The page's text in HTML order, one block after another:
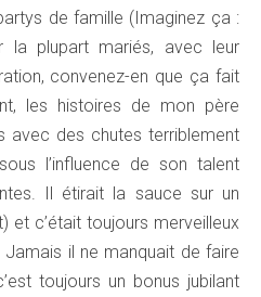
de famille (Imaginez ça :
plupart mariés, avec leur
convenez-en que ça fait
les histoires de mon père
avec des chutes terriblement
l’influence de son talent
Il étirait la sauce sur un
c’était toujours merveilleux
Jamais il ne manquait de faire
toujours un bonus jubilant